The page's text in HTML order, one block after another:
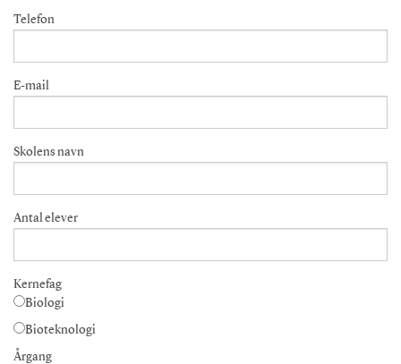
Telefon
E-mail
Skolens navn
Antal elever
Kernefag
Biologi
Bioteknologi
Årgang